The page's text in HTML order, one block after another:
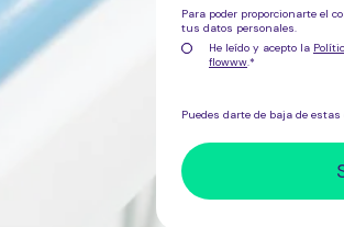
Para poder proporcionarte el
tus datos personales.
He leído y acepto la
flowww.*
Puedes darte de baja de